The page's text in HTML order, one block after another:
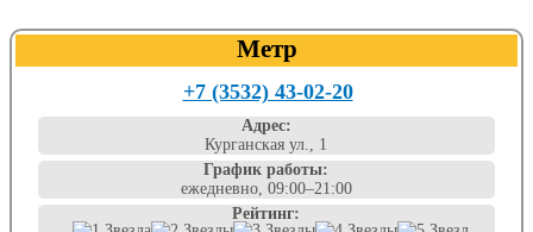
Метр
+7 (3532) 43-02-20
Адрес:
Курганская ул., 1
График работы:
ежедневно, 09:00–21:00
Рейтинг: